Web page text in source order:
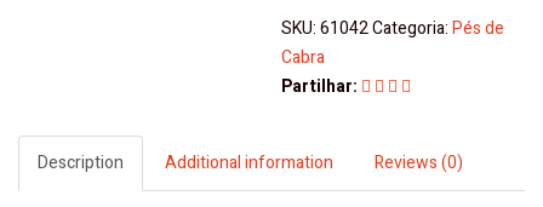
910x18mm
-
Mader
Tools
quantity
SKU:61042Categoria: Pés de
Cabra
Partilhar:
Description Additional information Reviews (0)